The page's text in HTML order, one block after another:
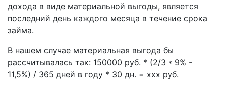
дохода в виде материальной выгоды, является
последний день каждого месяца в течение срока
займа.
В нашем случае материальная выгода бы
рассчитывалась так: 150000 руб. * (2/3 * 9% -
11,5%) / 365 дней в году * 30 дн. = xxx руб.